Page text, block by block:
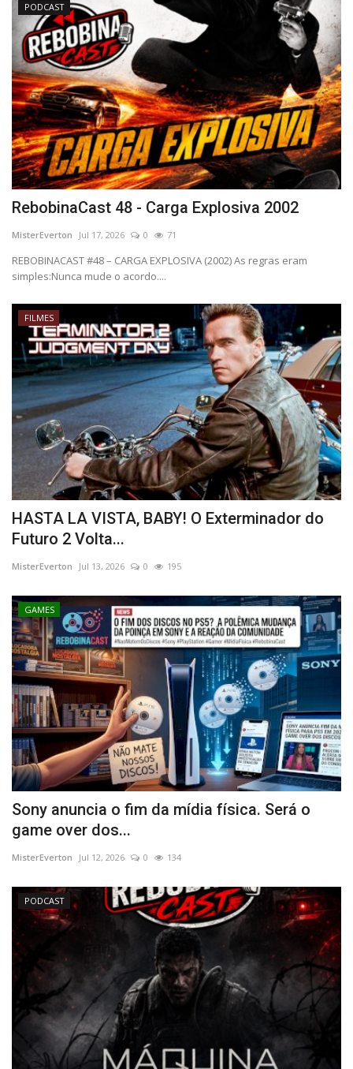
PODCAST
RebobinaCast 48 - Carga Explosiva 2002
MisterEverton Jul 17, 2026 0 71
REBOBINACAST #48 – CARGA EXPLOSIVA (2002) As regras eram
simples:Nunca mude o acordo....
FILMES
HASTA LA VISTA, BABY! O Exterminador do
Futuro 2 Volta...
MisterEverton Jul 13, 2026 0 195
GAMES
Sony anuncia o fim da mídia física. Será o
game over dos...
MisterEverton Jul 12, 2026 0 134
PODCAST